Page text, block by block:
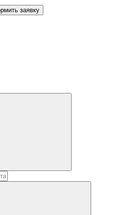
заявку